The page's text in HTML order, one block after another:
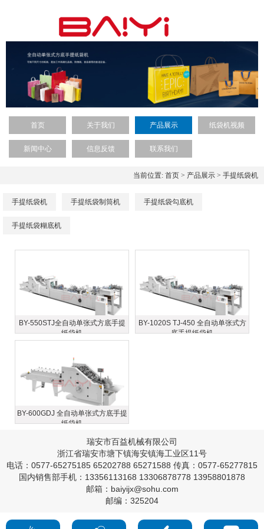
首页 关于我们 产品展示 纸袋机视频
新闻中心 信息反馈 联系我们
当前位置: 首页 > 产品展示 > 手提纸袋机
手提纸袋机 手提纸袋制筒机 手提纸袋勾底机
手提纸袋糊底机
BY-550STJ全自动单张式方底手提
纸袋机
BY-1020S TJ-450 全自动单张式方
底手提纸袋机
BY-600GDJ 全自动单张式方底手提
纸袋机
瑞安市百益机械有限公司
浙江省瑞安市塘下镇海安镇海工业区11号
电话：0577-65275185 65202788 65271588 传真：0577-65277815
国内销售部手机：13356113168 13306878778 13958801878
邮箱：baiyijx@sohu.com
邮编：325204